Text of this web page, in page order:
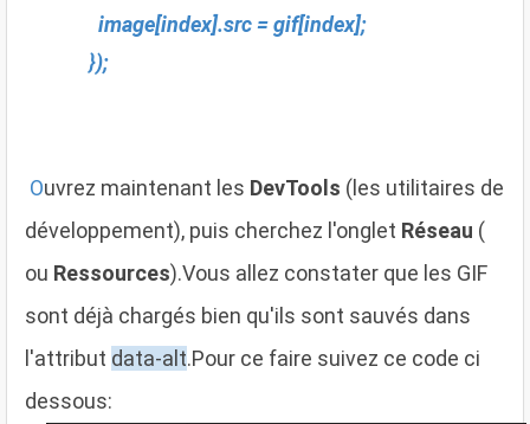
image[index].src = gif[index];
});
Ouvrez maintenant les DevTools (les utilitaires de
développement), puis cherchez l'onglet Réseau (
ou Ressources).Vous allez constater que les GIF
sont déjà chargés bien qu'ils sont sauvés dans
l'attribut data-alt.Pour ce faire suivez ce code ci
dessous: